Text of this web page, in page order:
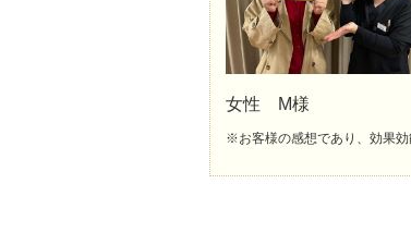
女性 M様
※お客様の感想であり、効果効